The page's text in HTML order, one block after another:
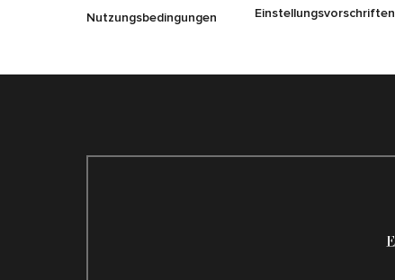
Nutzungsbedingungen
Einstellungsvorschriften